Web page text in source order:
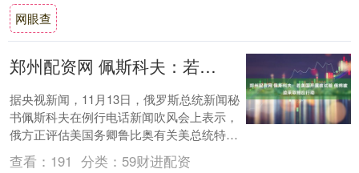
网眼查
郑州配资网 佩斯科夫：若美国开展核试验 俄将被迫采取相应行动
据央视新闻，11月13日，俄罗斯总统新闻秘
书佩斯科夫在例行电话新闻吹风会上表示，
俄方正评估美国务卿鲁比奥有关美总统特朗
普拟通过核试验验证核武器安全性的相关表
态及....
查看： 191 分类： 59财进配资